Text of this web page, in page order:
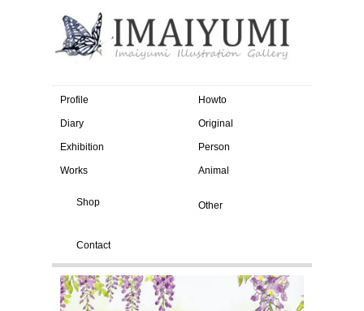
Profile
Diary
Exhibition
Works
Howto
Original
Person
Animal
Other
Shop
Contact